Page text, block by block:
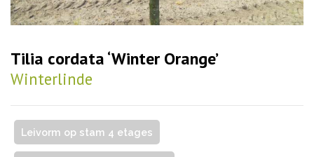
Tilia cordata ‘Winter Orange’
Winterlinde
Leivorm op stam 4 etages